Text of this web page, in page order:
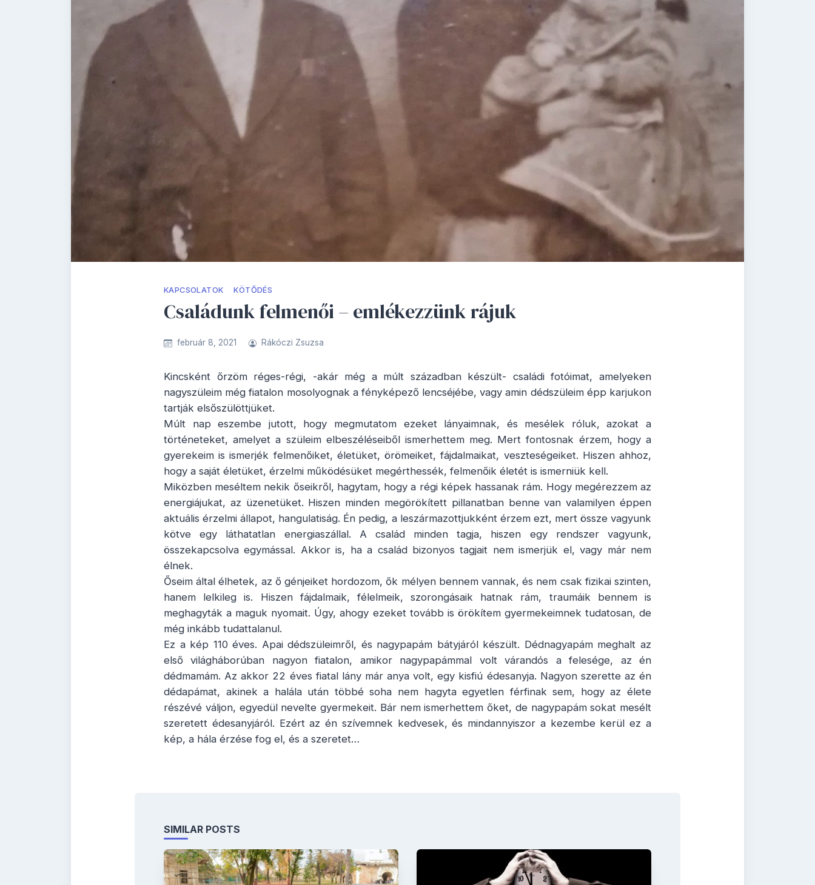
KAPCSOLATOK KÖTŐDÉS
Családunk felmenői – emlékezzünk rájuk
február 8, 2021 Rákóczi Zsuzsa
Kincsként őrzöm réges-régi, -akár még a múlt században készült- családi fotóimat, amelyeken
nagyszüleim még fiatalon mosolyognak a fényképező lencséjébe, vagy amin dédszüleim épp karjukon
tartják elsőszülöttjüket.
Múlt nap eszembe jutott, hogy megmutatom ezeket lányaimnak, és mesélek róluk, azokat a
történeteket, amelyet a szüleim elbeszéléseiből ismerhettem meg. Mert fontosnak érzem, hogy a
gyerekeim is ismerjék felmenőiket, életüket, örömeiket, fájdalmaikat, veszteségeiket. Hiszen ahhoz,
hogy a saját életüket, érzelmi működésüket megérthessék, felmenőik életét is ismerniük kell.
Miközben meséltem nekik őseikről, hagytam, hogy a régi képek hassanak rám. Hogy megérezzem az
energiájukat, az üzenetüket. Hiszen minden megörökített pillanatban benne van valamilyen éppen
aktuális érzelmi állapot, hangulatiság. Én pedig, a leszármazottjukként érzem ezt, mert össze vagyunk
kötve egy láthatatlan energiaszállal. A család minden tagja, hiszen egy rendszer vagyunk,
összekapcsolva egymással. Akkor is, ha a család bizonyos tagjait nem ismerjük el, vagy már nem
élnek.
Őseim által élhetek, az ő génjeiket hordozom, ők mélyen bennem vannak, és nem csak fizikai szinten,
hanem lelkileg is. Hiszen fájdalmaik, félelmeik, szorongásaik hatnak rám, traumáik bennem is
meghagyták a maguk nyomait. Úgy, ahogy ezeket tovább is örökítem gyermekeimnek tudatosan, de
még inkább tudattalanul.
Ez a kép 110 éves. Apai dédszüleimről, és nagypapám bátyjáról készült. Dédnagyapám meghalt az
első világháborúban nagyon fiatalon, amikor nagypapámmal volt várandós a felesége, az én
dédmamám. Az akkor 22 éves fiatal lány már anya volt, egy kisfiú édesanyja. Nagyon szerette az én
dédapámat, akinek a halála után többé soha nem hagyta egyetlen férfinak sem, hogy az élete
részévé váljon, egyedül nevelte gyermekeit. Bár nem ismerhettem őket, de nagypapám sokat mesélt
szeretett édesanyjáról. Ezért az én szívemnek kedvesek, és mindannyiszor a kezembe kerül ez a
kép, a hála érzése fog el, és a szeretet…
SIMILAR POSTS